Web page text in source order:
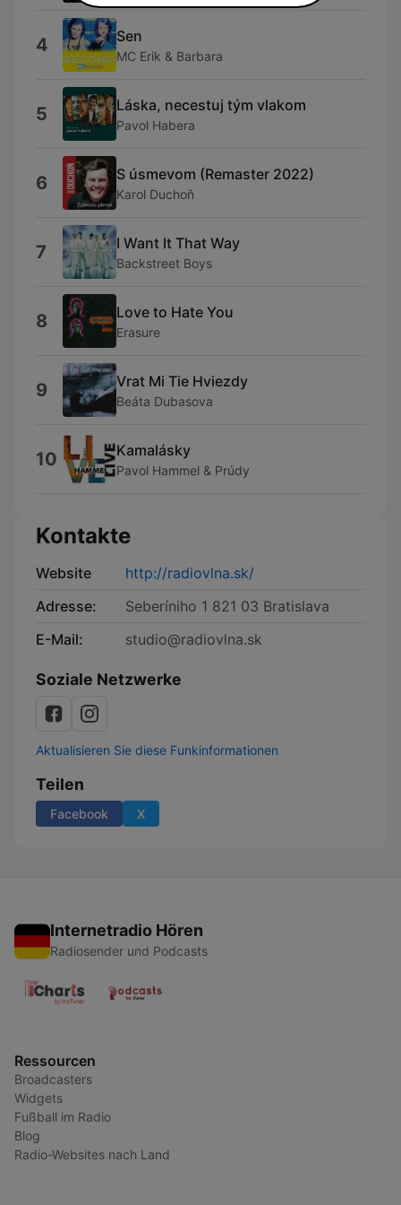
4 Sen
MC Erik & Barbara
5 Láska, necestuj tým vlakom
Pavol Habera
6 S úsmevom (Remaster 2022)
Karol Duchoň
7 I Want It That Way
Backstreet Boys
8 Love to Hate You
Erasure
9 Vrat Mi Tie Hviezdy
Beáta Dubasova
10 Kamalásky
Pavol Hammel & Prúdy
Kontakte
Website
http://radiovlna.sk/
Adresse:
Seberíniho 1 821 03 Bratislava
E-Mail:
studio@radiovlna.sk
Soziale Netzwerke
Aktualisieren Sie diese Funkinformationen
Teilen
Facebook X
Internetradio Hören
Radiosender und Podcasts
Ressourcen
Broadcasters
Widgets
Fußball im Radio
Blog
Radio-Websites nach Land